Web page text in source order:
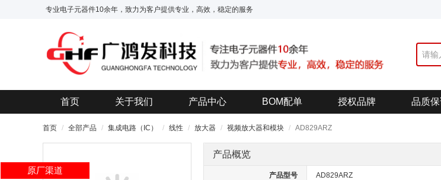
专业电子元器件10余年，致力为客户提供专业，高效，稳定的服务
首页 关于我们 产品中心 BOM配单 授权品牌 品质
首页 全部产品 集成电路（IC） 线性 放大器 视频放大器和模块 AD829ARZ
产品概览
产品型号 AD829ARZ
原厂渠道